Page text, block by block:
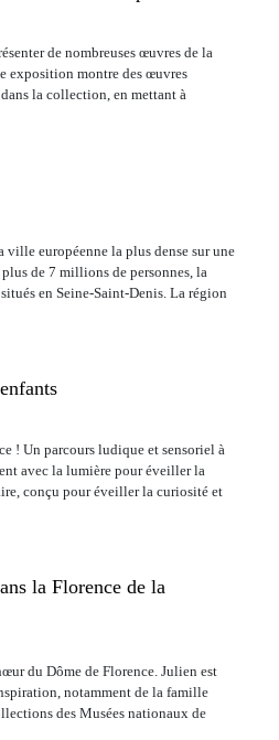
de nombreuses œuvres de la
exposition montre des œuvres
la collection, en mettant à
européenne la plus dense sur une
de 7 millions de personnes, la
en Seine-Saint-Denis. La région
! Un parcours ludique et sensoriel à
avec la lumière pour éveiller la
conçu pour éveiller la curiosité et
la Florence de la
du Dôme de Florence. Julien est
notamment de la famille
des Musées nationaux de